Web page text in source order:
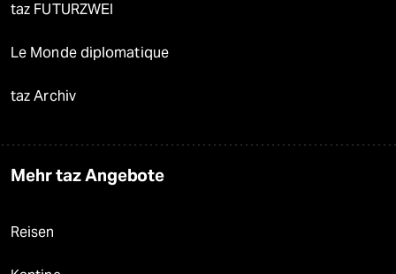
taz FUTURZWEI
Le Monde diplomatique
taz Archiv
Mehr taz Angebote
Reisen